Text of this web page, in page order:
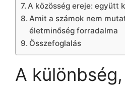
A közösség ereje: együtt
Amit a számok nem
életminőség forradalma
Összefoglalás
A